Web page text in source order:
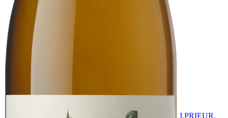
J.PRIEUR,